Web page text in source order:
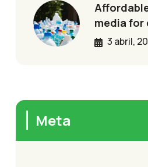
media for
3 abril,
Meta